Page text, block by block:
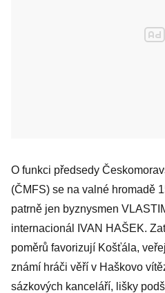
O funkci předsedy
(ČMFS) se na valné hromadě
patrně jen byznysmen
internacionál IVAN HAŠEK.
poměrů favorizují Košťála,
známí hráči věří v Haškovo
sázkových kanceláří, lišky